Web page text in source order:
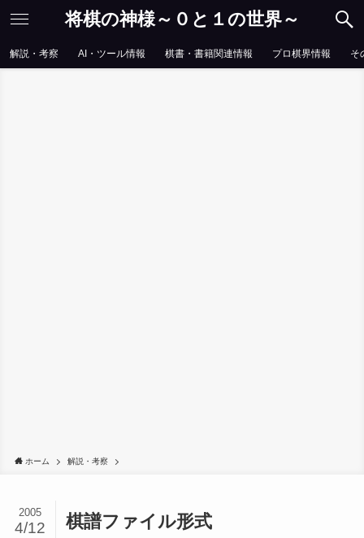
将棋の神様～０と１の世界～
解説・考察 AI・ツール情報 棋書・書籍関連情報 プロ棋界情報 そ
ホーム 解説・考察
棋譜ファイル形式
2005
4/12